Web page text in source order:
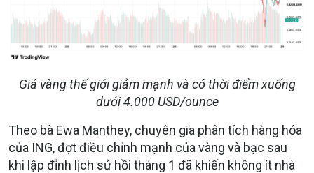
Giá vàng thế giới giảm mạnh và có thời điểm xuống
dưới 4.000 USD/ounce
Theo bà Ewa Manthey, chuyên gia phân tích hàng hóa
của ING, đợt điều chỉnh mạnh của vàng và bạc sau
khi lập đỉnh lịch sử hồi tháng 1 đã khiến không ít nhà